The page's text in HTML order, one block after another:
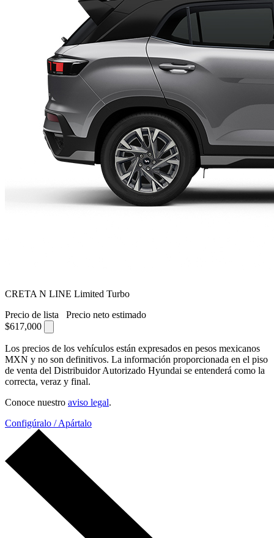
CRETA N LINE Limited Turbo
Precio de lista
Precio neto estimado
$617,000
Los precios de los vehículos están expresados en pesos mexicanos
MXN y no son definitivos. La información proporcionada en el piso
de venta del Distribuidor Autorizado Hyundai se entenderá como la
correcta, veraz y final.
Conoce nuestro aviso legal.
Configúralo / Apártalo